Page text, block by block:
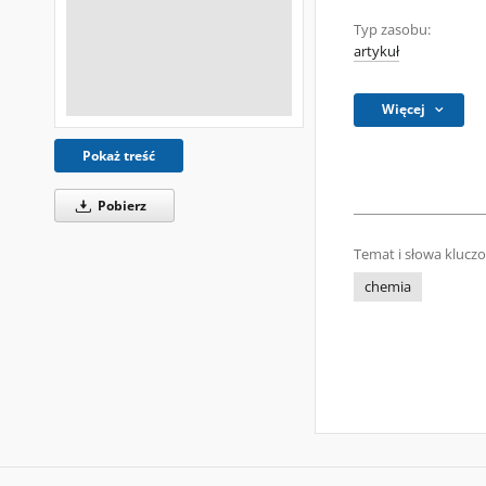
Pokaż treść
Pobierz
Typ zasobu:
artykuł
Więcej
Temat i słowa
chemia